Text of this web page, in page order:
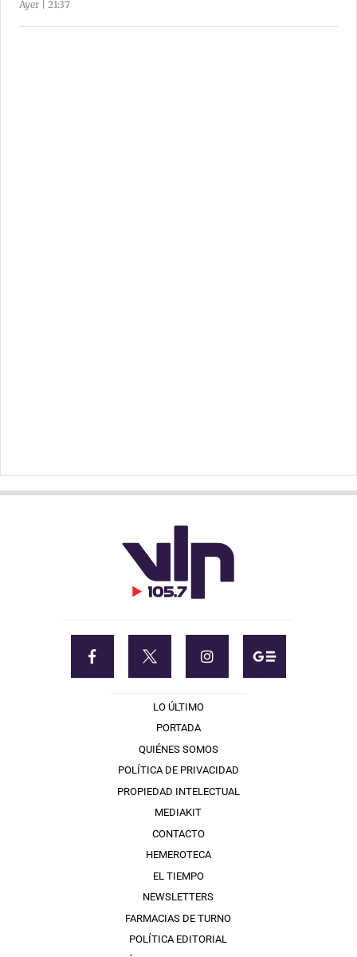
Ayer | 21:37
LO ÚLTIMO
PORTADA
QUIÉNES SOMOS
POLÍTICA DE PRIVACIDAD
PROPIEDAD INTELECTUAL
MEDIAKIT
CONTACTO
HEMEROTECA
EL TIEMPO
NEWSLETTERS
FARMACIAS DE TURNO
POLÍTICA EDITORIAL